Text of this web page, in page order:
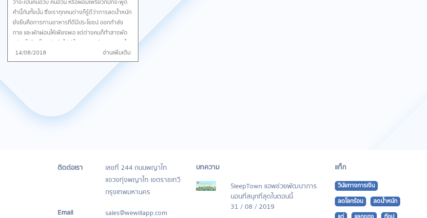
ว่าจะเป็นคนอวบ คนอ้วน หรือผอมเพรียวก็มักจะพูด
คำนี้กันทั้งนั้น ซึ่งเราทุกคนต่างก็รู้ดีว่าการลดน้ำหนัก
ยั่งยืนคือการทานอาหารที่ดีมีประโยชน์ ออกกำลัง
กาย และพักผ่อนให้เพียงพอ แต่ต่างคนก็ทำสารพัด
วิธีจนไม่รู้วิธีไหนดี หรือไม่ดี ไปซะหมดแล้ว การลดน้ำ
หนักที่ทุกคนสามารถทำได้โดยที่ไม่ต้องลงทุนอะไร
มากมายคือ “การวิ่ง” การวิ่งถือเป็นการคาร์ดิโอ หรือ
การออกกำลังกายต่อเนื่องที่สามารถเผาผลาญได้
มากสุดๆ เลยล่ะค่ะ แต่ใช่ว่าการวิ่งมากๆ วิ่งนานๆ จะ
ช่วยลดน้ำหนักเสมอไปนะคะ เพราะวิ่งนานไป หรือวิ่ง
อย่างไม่ถูกต้องก็ส่งผลเสียต่อสุขภาพมากกว่าจะ
ช่วยลดน้ำหนักเสียอีก ซึ่งสำหรับใครที่เริ่มวิ่งแรกๆ
ให้การลดน้ำหนักของคุณเป็นเรื่องง่ายๆ และไม่น่าเบื่อ
กันค่าาา แอพพลิเคชั่นนี้มีชื่อว่า Weight Loss
Running by Verv ถูกออกแบบมาเป็นพิเศษสำหรับ
การลดน้ำหนัก ทำให้การลดน้ำหนักของคุณสำเร็จ
14/08/2018 อ่านเพิ่มเติม
ติดต่อเรา
เลขที่ 244 ถนนพญาไท
แขวงทุ่งพญาไท เขตราชเทวี
กรุงเทพมหานคร
Email
sales@wewillapp.com
บทความ
SleepTown แอพช่วยพัฒนาการ
นอนที่สนุกที่สุดในตอนนี้
31 / 08 / 2019
แท็ก
วินัยทางการเงิน
ลดโลกร้อน
ลดน้ำหนัก